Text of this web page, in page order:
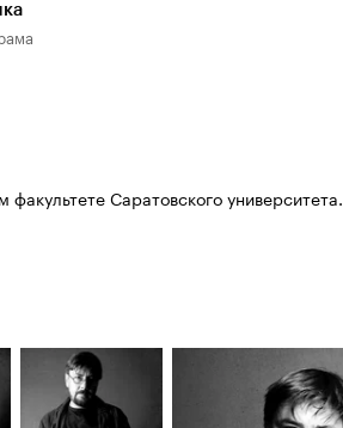
Саратовского университета.